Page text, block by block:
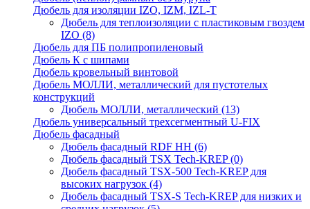
Дюбель для изоляции IZO, IZM, IZL-T
Дюбель для теплоизоляции с пластиковым гвоздем
IZO (8)
Дюбель для ПБ полипропиленовый
Дюбель К с шипами
Дюбель кровельный винтовой
Дюбель МОЛЛИ, металлический для пустотелых
конструкций
Дюбель МОЛЛИ, металлический (13)
Дюбель универсальный трехсегментный U-FIX
Дюбель фасадный
Дюбель фасадный RDF НН (6)
Дюбель фасадный TSX Tech-KREP(0)
Дюбель фасадный TSX-500 Tech-KREP для
высоких нагрузок (4)
Дюбель фасадный TSX-S Tech-KREP для низких и